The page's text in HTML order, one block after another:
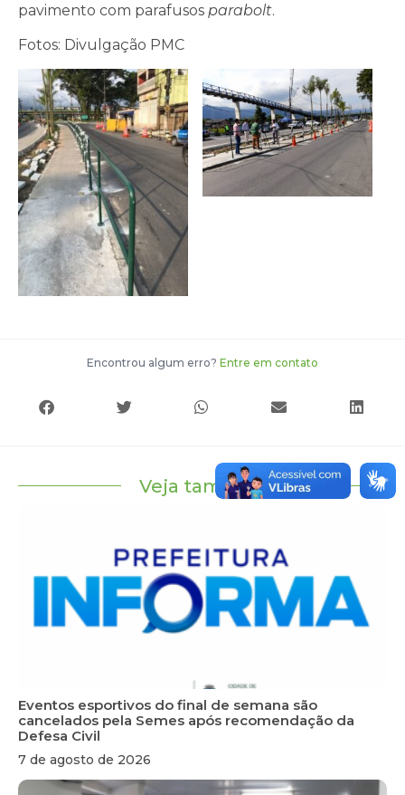
pavimento com parafusos parabolt.
Fotos: Divulgação PMC
Encontrou algum erro? Entre em contato
Veja também
Eventos esportivos do final de semana são
cancelados pela Semes após recomendação da
Defesa Civil
7 de agosto de 2026